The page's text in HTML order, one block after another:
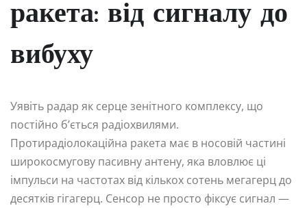
ракета: від сигналу до
вибуху
Уявіть радар як серце зенітного комплексу, що
постійно б’ється радіохвилями.
Протирадіолокаційна ракета має в носовій частині
широкосмугову пасивну антену, яка вловлює ці
імпульси на частотах від кількох сотень мегагерц до
десятків гігагерц. Сенсор не просто фіксує сигнал —